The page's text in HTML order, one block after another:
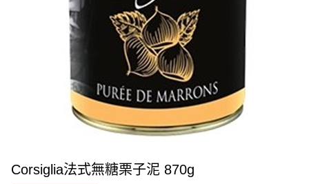
Corsiglia法式無糖栗子泥 870g